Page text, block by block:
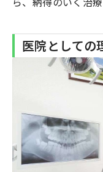
医院としての